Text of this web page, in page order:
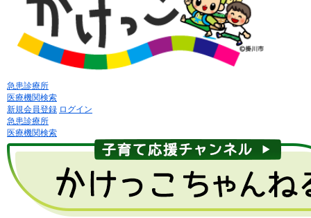
急患診療所
医療機関検索
新規会員登録 ログイン
急患診療所
医療機関検索